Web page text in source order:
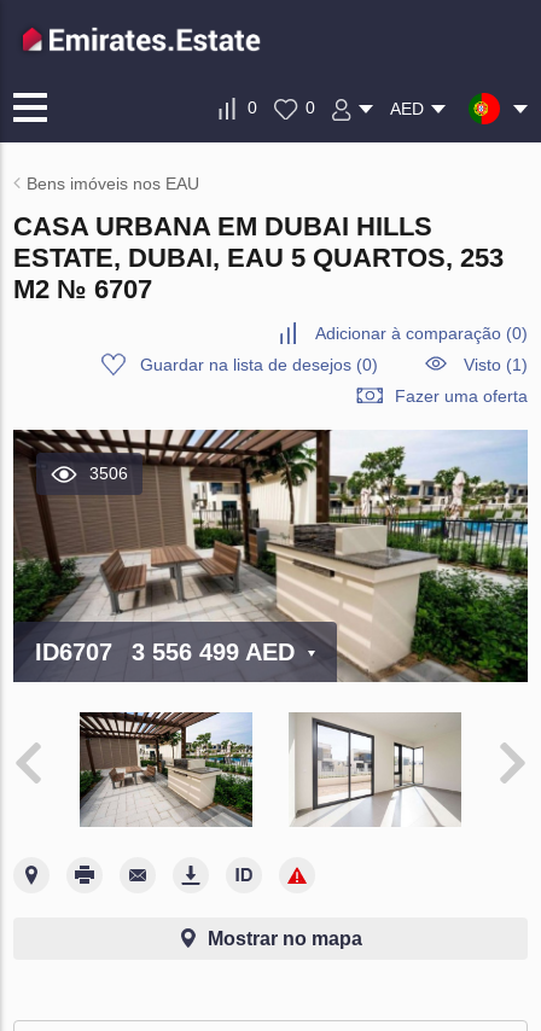
0 0 AED
Bens imóveis nos EAU
CASA URBANA EM DUBAI HILLS
ESTATE, DUBAI, EAU 5 QUARTOS, 253
M2 № 6707
Adicionar à comparação(0)
Guardar na lista de desejos(0)
Visto (1)
Fazer uma oferta
3506
ID6707 3 556 499 AED
Mostrar no mapa